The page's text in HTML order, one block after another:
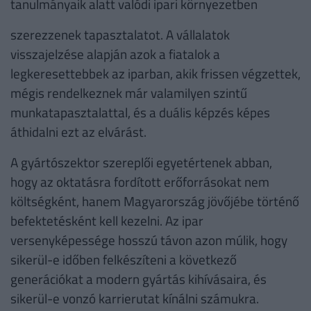
szerezzenek tapasztalatot. A vállalatok
visszajelzése alapján azok a fiatalok a
legkeresettebbek az iparban, akik frissen végzettek,
mégis rendelkeznek már valamilyen szintű
munkatapasztalattal, és a duális képzés képes
áthidalni ezt az elvárást.
A gyártószektor szereplői egyetértenek abban,
hogy az oktatásra fordított erőforrásokat nem
költségként, hanem Magyarország jövőjébe történő
befektetésként kell kezelni. Az ipar
versenyképessége hosszú távon azon múlik, hogy
sikerül-e időben felkészíteni a következő
generációkat a modern gyártás kihívásaira, és
sikerül-e vonzó karrierutat kínálni számukra.